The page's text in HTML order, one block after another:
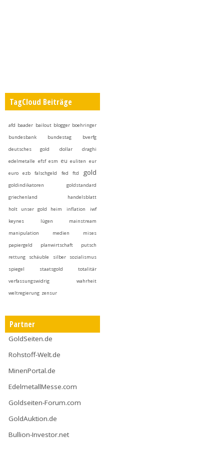
TagCloud Beiträge
afd baader bailout blogger boehringer
bundesbank
bundestag
bverfg
deutsches gold
dollar
draghi
edelmetalle efsf esm eu euliten eur
euro
ezb falschgeld fed ftd gold
goldindikatoren
goldstandard
griechenland
handelsblatt
holt unser gold heim
inflation
iwf
keynes
lügen
mainstream
manipulation
medien
mises
papiergeld
planwirtschaft
putsch
rettung
schäuble silber
sozialismus
spiegel
staatsgold
totalitär
verfassungswidrig
wahrheit
weltregierung zensur
Partner
GoldSeiten.de
Rohstoff-Welt.de
MinenPortal.de
EdelmetallMesse.com
Goldseiten-Forum.com
GoldAuktion.de
Bullion-Investor.net